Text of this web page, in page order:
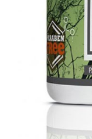
Material de
enseñanza